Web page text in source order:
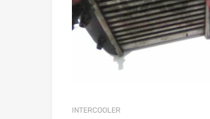
INTERCOOLER